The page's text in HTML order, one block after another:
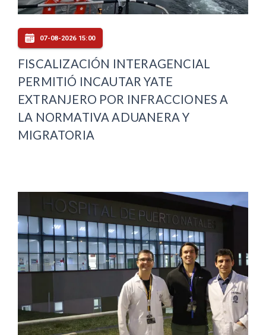
07-08-2026 15:00
FISCALIZACIÓN INTERAGENCIAL
PERMITIÓ INCAUTAR YATE
EXTRANJERO POR INFRACCIONES A
LA NORMATIVA ADUANERA Y
MIGRATORIA